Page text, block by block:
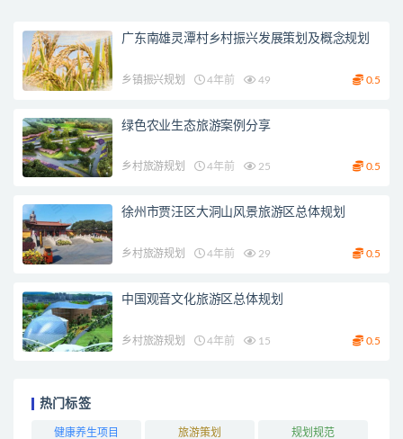
广东南雄灵潭村乡村振兴发展策划及概念规划
乡镇振兴规划 4年前 49 0.5
绿色农业生态旅游案例分享
乡村旅游规划 4年前 25 0.5
徐州市贾汪区大洞山风景旅游区总体规划
乡村旅游规划 4年前 29 0.5
中国观音文化旅游区总体规划
乡村旅游规划 4年前 15 0.5
热门标签
健康养生项目 旅游策划 规划规范